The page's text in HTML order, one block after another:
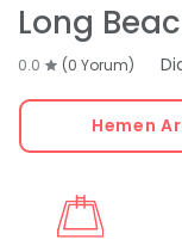
Long
0.0 (0 Yorum)
Hemen